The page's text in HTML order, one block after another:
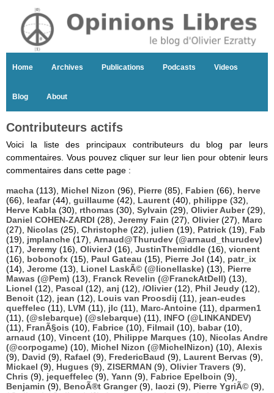
Home Archives Publications Podcasts Videos
Blog About
Contributeurs actifs
Voici la liste des principaux contributeurs du blog par leurs
commentaires. Vous pouvez cliquer sur leur lien pour obtenir leurs
commentaires dans cette page :
macha (113), Michel Nizon (96), Pierre (85), Fabien (66), herve
(66), leafar(44), guillaume (42), Laurent (40), philippe (32),
Herve Kabla (30), rthomas (30), Sylvain (29), Olivier Auber(29),
Daniel COHEN-ZARDI (28), Jeremy Fain (27), Olivier(27), Marc
(27), Nicolas (25), Christophe (22), julien (19), Patrick (19), Fab
(19), jmplanche (17), Arnaud@Thurudev (@arnaud_thurudev)
(17), Jeremy (16), OlivierJ (16), JustinThemiddle (16), vicnent
(16), bobonofx (15), Paul Gateau (15), Pierre Jol (14), patr_ix
(14), Jerome (13), Lionel LaskÃ© (@lionellaske) (13), Pierre
Mawas (@Pem) (13), Franck Revelin (@FranckAtDell) (13),
Lionel (12), Pascal (12), anj (12), /Olivier(12), Phil Jeudy (12),
Benoit (12), jean (12), Louis van Proosdij (11), jean-eudes
queffelec (11), LVM (11), jlc (11), Marc-Antoine (11), dparmen1
(11), (@slebarque) (@slebarque) (11), INFO (@LINKANDEV)
(11), FranÃ§ois (10), Fabrice (10), Filmail (10), babar(10),
arnaud (10), Vincent (10), Philippe Marques (10), Nicolas Andre
(@corpogame) (10), Michel Nizon (@MichelNizon) (10), Alexis
(9), David (9), Rafael (9), FredericBaud (9), Laurent Bervas (9),
Mickael (9), Hugues (9), ZISERMAN (9), Olivier Travers (9),
Chris (9), jequeffelec (9), Yann (9), Fabrice Epelboin (9),
Benjamin (9), BenoÃ®t Granger(9), laozi (9), Pierre YgriÃ© (9),